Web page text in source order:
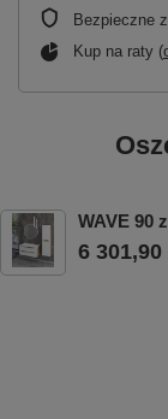
Bezpieczne
Kup na raty (
WAVE 90
6 301,90